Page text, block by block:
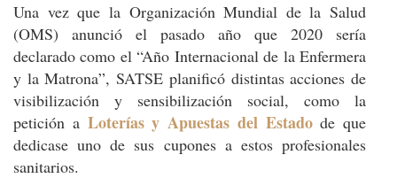
Una vez que la Organización Mundial de la Salud
(OMS) anunció el pasado año que 2020 sería
declarado como el “Año Internacional de la Enfermera
y la Matrona”, SATSE planificó distintas acciones de
visibilización y sensibilización social, como la
petición a Loterías y Apuestas del Estadode que
dedicase uno de sus cupones a estos profesionales
sanitarios.